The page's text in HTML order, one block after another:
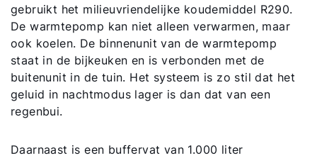
gebruikt het milieuvriendelijke koudemiddel R290.
De warmtepomp kan niet alleen verwarmen, maar
ook koelen. De binnenunit van de warmtepomp
staat in de bijkeuken en is verbonden met de
buitenunit in de tuin. Het systeem is zo stil dat het
geluid in nachtmodus lager is dan dat van een
regenbui.
Daarnaast is een buffervat van 1.000 liter